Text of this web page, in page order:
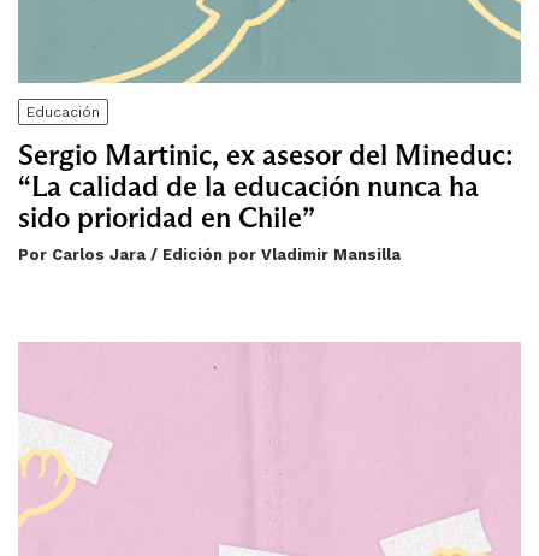
Educación
Sergio Martinic, ex asesor del Mineduc:
“La calidad de la educación nunca ha
sido prioridad en Chile”
Por Carlos Jara / Edición por Vladimir Mansilla